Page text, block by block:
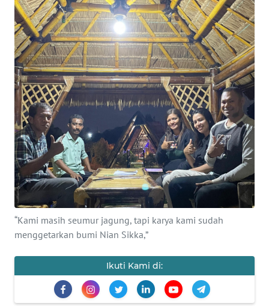
“Kami masih seumur jagung, tapi karya kami sudah
menggetarkan bumi Nian Sikka,”
Ikuti Kami di:
Informasi
INDEKS
BERITA
KONTAK
KAMI
INFO
IKLAN
TENTANG
KAMI
PEDOMAN
MEDIA
SIBER